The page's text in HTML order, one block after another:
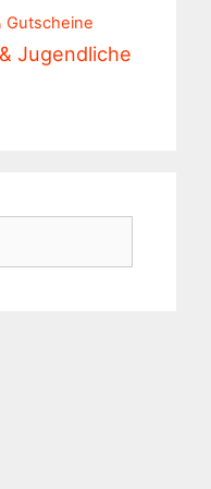
Gutscheine
Jugendliche